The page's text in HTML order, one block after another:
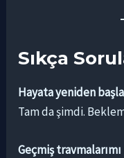
Sıkça
Hayata yeniden
Tam da şimdi.
Geçmiş travmalarımı